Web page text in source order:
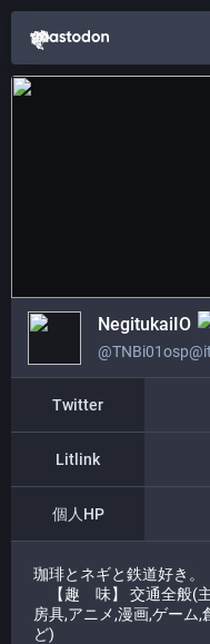
NegitukaiIO
Twitter
Litlink
個人HP
珈琲とネギと鉄道好き。
【趣 味】 交通全般(
房具,アニメ,漫画,ゲーム
ど)